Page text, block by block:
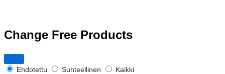
Change Free Products
Ehdotettu Suhteellinen Kaikki